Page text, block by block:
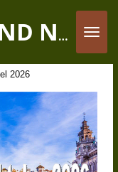
KAART BOND NEDERLAND
2026